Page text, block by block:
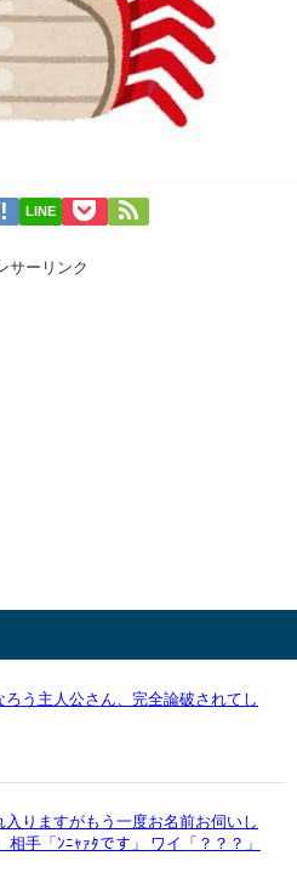
LINE
サーリンク
ろう主人公さん、完全論破されてし
入りますがもう一度お名前お伺いし
手「ﾝﾆｬｧﾀです」 ワイ「？？？」